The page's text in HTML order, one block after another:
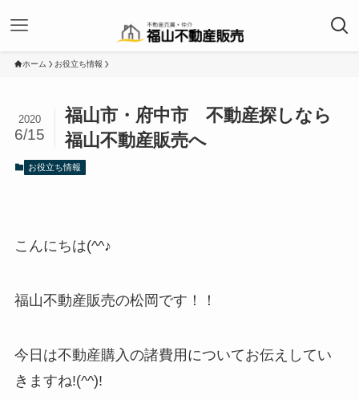
ホーム お役立ち情報
福山市・府中市 不動産探しなら
福山不動産販売へ
2020
6/15
お役立ち情報
こんにちは(^^♪
福山不動産販売の松岡です！！
今日は不動産購入の諸費用についてお伝えしてい
きますね!(^^)!